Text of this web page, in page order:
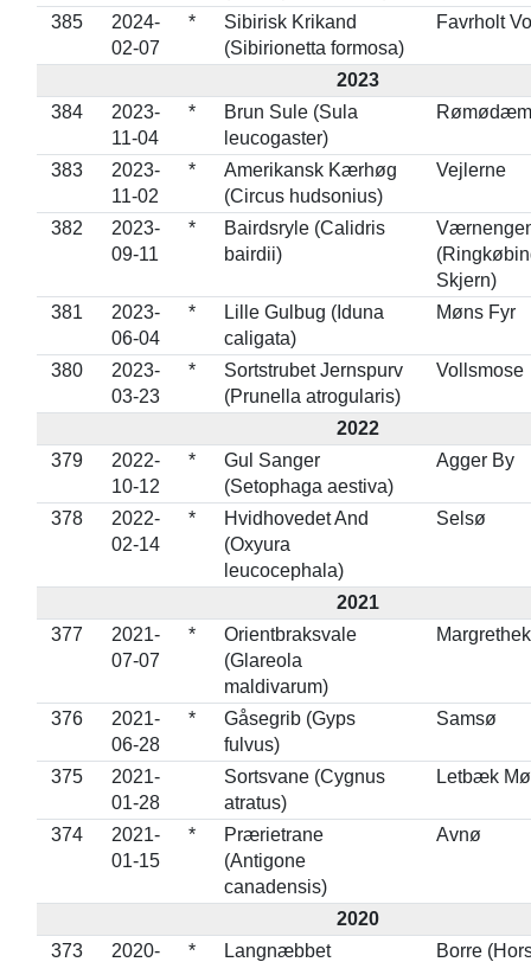
385
2024-
02-07
*
Sibirisk Krikand
(Sibirionetta formosa)
Favrholt
2023
384
2023-
11-04
*
Brun Sule (Sula
leucogaster)
383
2023-
11-02
*
Amerikansk Kærhøg
(Circus hudsonius)
Vejlerne
382
2023-
09-11
*
Bairdsryle (Calidris
bairdii)
Skjern)
381
2023-
06-04
*
Lille Gulbug (Iduna
caligata)
Møns Fyr
380
2023-
03-23
*
Sortstrubet Jernspurv
(Prunella atrogularis)
Vollsmose
2022
379
2022-
10-12
*
Gul Sanger
(Setophaga aestiva)
Agger By
378
2022-
02-14
*
Hvidhovedet And
(Oxyura
leucocephala)
Selsø
2021
377
2021-
07-07
*
Orientbraksvale
(Glareola
maldivarum)
376
2021-
06-28
*
Gåsegrib (Gyps
fulvus)
Samsø
375
2021-
01-28
Sortsvane (Cygnus
atratus)
Letbæk
374
2021-
01-15
*
Prærietrane
(Antigone
canadensis)
Avnø
2020
373
2020-
*
Langnæbbet
Borre